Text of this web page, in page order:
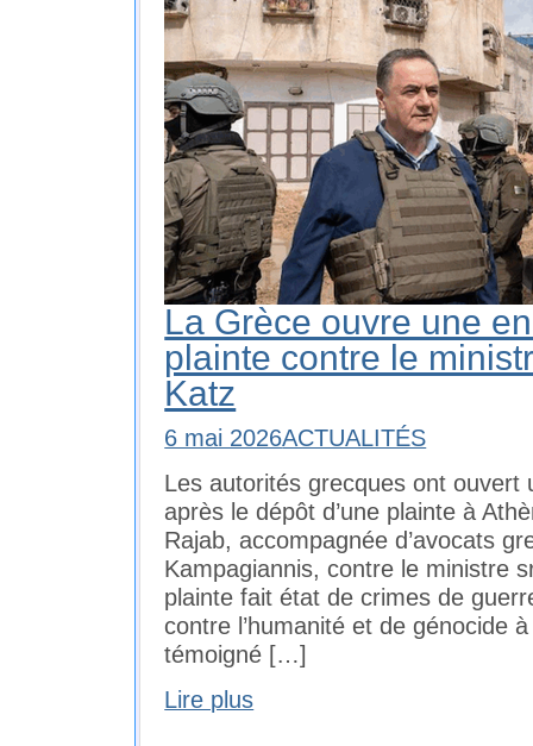
La Grèce ouvre une
plainte contre le
Katz
6 mai 2026ACTUALITÉS
Les autorités grecques ont ouvert
après le dépôt d’une plainte à
Rajab, accompagnée d’avocats
Kampagiannis, contre le ministre
plainte fait état de crimes de
contre l’humanité et de génocide
témoigné […]
Lire plus